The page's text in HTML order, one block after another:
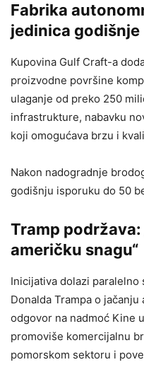
Fabrika
jedinica godišnje
Kupovina Gulf Craft-a
proizvodne površine
ulaganje od preko 250
infrastrukture, nabavku
koji omogućava brzu i
Nakon nadogradnje
godišnju isporuku do 50
Tramp
američku snagu“
Inicijativa dolazi
Donalda Trampa o
odgovor na nadmoć Kine
promoviše komercijalnu
pomorskom sektoru i